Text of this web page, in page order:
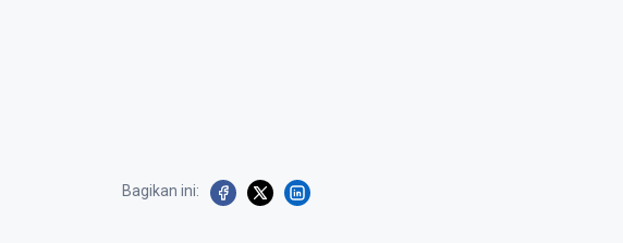
Bagikan ini: